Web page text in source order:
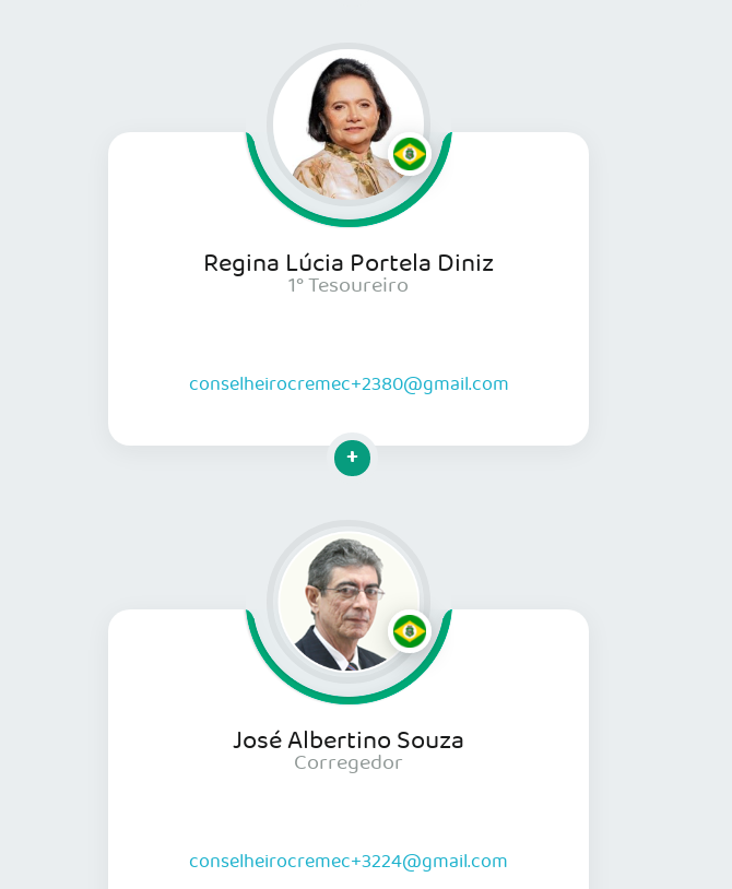
Regina Lúcia Portela Diniz
1° Tesoureiro
conselheirocremec+2380@gmail.com
Clique para mais informações
José Albertino Souza
Corregedor
conselheirocremec+3224@gmail.com